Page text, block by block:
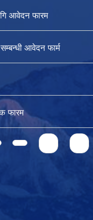
आवेदन फारम
आवेदन फार्म
फारम